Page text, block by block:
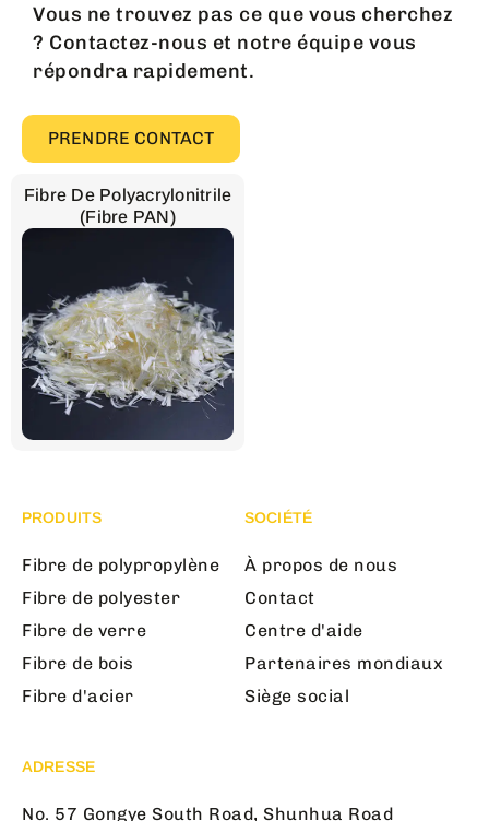
Vous ne trouvez pas ce que vous cherchez
? Contactez-nous et notre équipe vous
répondra rapidement.
PRENDRE CONTACT
Fibre De Polyacrylonitrile
(fibre PAN)
PRODUITS
Fibre de polypropylène
Fibre de polyester
Fibre de verre
Fibre de bois
Fibre d'acier
SOCIÉTÉ
À propos de nous
Contact
Centre d'aide
Partenaires mondiaux
Siège social
ADRESSE
No. 57 Gongye South Road, Shunhua Road